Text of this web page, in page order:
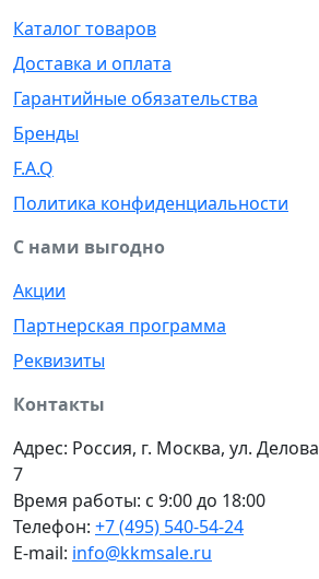
Каталог товаров
Доставка и оплата
Гарантийные обязательства
Бренды
F.A.Q
Политика конфиденциальности
С нами выгодно
Акции
Партнерская программа
Реквизиты
Контакты
Адрес: Россия, г. Москва, ул.
7
Время работы: с 9:00 до 18:00
Телефон: +7 (495) 540-54-24
E-mail: info@kkmsale.ru